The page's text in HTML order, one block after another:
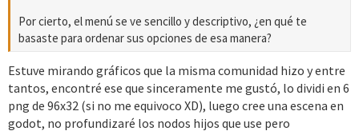
Por cierto, el menú se ve sencillo y descriptivo, ¿en qué te
basaste para ordenar sus opciones de esa manera?
Estuve mirando gráficos que la misma comunidad hizo y entre
tantos, encontré ese que sinceramente me gustó, lo dividi en 6
png de 96x32 (si no me equivoco XD), luego cree una escena en
godot, no profundizaré los nodos hijos que use pero